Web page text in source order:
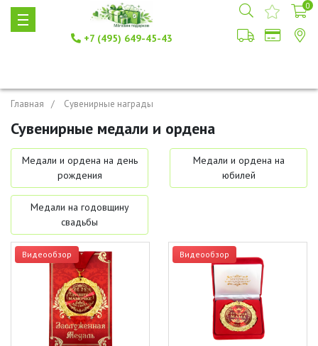
+7 (495) 649-45-43
0
Главная Сувенирные награды
Сувенирные медали и ордена
Медали и ордена на день
рождения
Медали и ордена на
юбилей
Медали на годовщину
свадьбы
Видеообзор Видеообзор